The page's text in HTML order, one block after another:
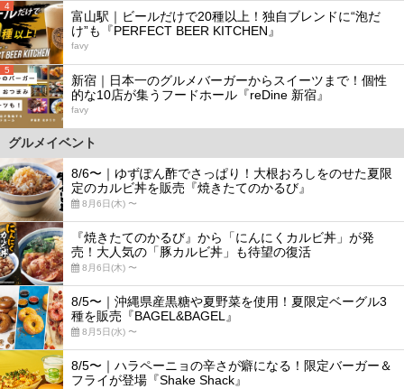
4
富山駅｜ビールだけで20種以上！独自ブレンドに“泡だ
け”も『PERFECT BEER KITCHEN』
favy
5
新宿｜日本一のグルメバーガーからスイーツまで！個性
的な10店が集うフードホール『reDine 新宿』
favy
グルメイベント
8/6〜｜ゆずぽん酢でさっぱり！大根おろしをのせた夏限
定のカルビ丼を販売『焼きたてのかるび』
8月6日(木) 〜
『焼きたてのかるび』から「にんにくカルビ丼」が発
売！大人気の「豚カルビ丼」も待望の復活
8月6日(木) 〜
8/5〜｜沖縄県産黒糖や夏野菜を使用！夏限定ベーグル3
種を販売『BAGEL&BAGEL』
8月5日(水) 〜
8/5〜｜ハラペーニョの辛さが癖になる！限定バーガー＆
フライが登場『Shake Shack』